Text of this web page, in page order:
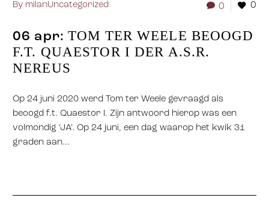
0 0
By milanUncategorized
06 apr: TOM TER WEELE BEOOGD
F.T. QUAESTOR I DER A.S.R.
NEREUS
Op 24 juni 2020 werd Tom ter Weele gevraagd als
beoogd f.t. Quaestor I. Zijn antwoord hierop was een
volmondig ‘JA’. Op 24 juni, een dag waarop het kwik 31
graden aan…